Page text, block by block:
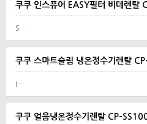
쿠쿠 인스퓨어 EASY필터 비데렌
S…
쿠쿠 스마트슬림 냉온정수기렌탈
I…
쿠쿠 얼음냉온정수기렌탈 CP-